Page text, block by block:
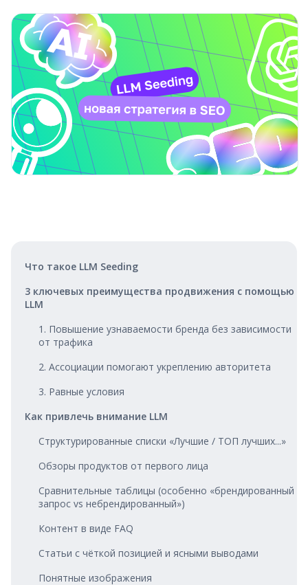
Что такое LLM Seeding
3 ключевых преимущества продвижения с помощью
LLM
1. Повышение узнаваемости бренда без зависимости
от трафика
2. Ассоциации помогают укреплению авторитета
3. Равные условия
Как привлечь внимание LLM
Структурированные списки «Лучшие / ТОП лучших...»
Обзоры продуктов от первого лица
Сравнительные таблицы (особенно «брендированный
запрос vs небрендированный»)
Контент в виде FAQ
Статьи с чёткой позицией и ясными выводами
Понятные изображения